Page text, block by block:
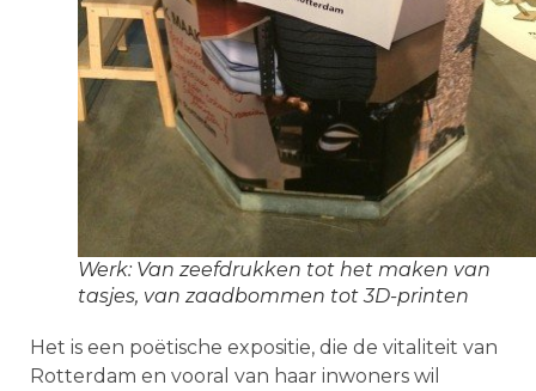
Werk: Van zeefdrukken tot het maken van
tasjes, van zaadbommen tot 3D-printen
Het is een poëtische expositie, die de vitaliteit van
Rotterdam en vooral van haar inwoners wil